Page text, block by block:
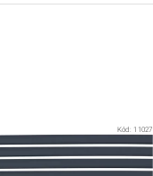
Kód: 11027